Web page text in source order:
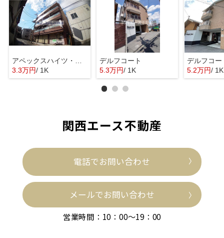
3.3万円/ 1K
デルフコート
5.3万円/ 1K
デルフコー
5.2万円/ 1K
関西エース不動産
電話でお問い合わせ
メールでお問い合わせ
営業時間：10：00～19：00